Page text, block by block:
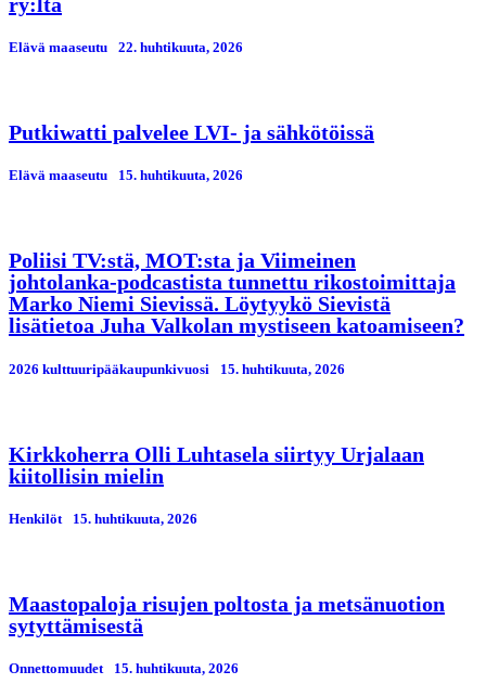
Elävä maaseutu 22. huhtikuuta, 2026
Putkiwatti palvelee LVI- ja sähkötöissä
Elävä maaseutu 15. huhtikuuta, 2026
Poliisi TV:stä, MOT:sta ja Viimeinen
johtolanka-podcastista tunnettu rikostoimittaja
Marko Niemi Sievissä. Löytyykö Sievistä
lisätietoa Juha Valkolan mystiseen katoamiseen?
2026 kulttuuripääkaupunkivuosi 15. huhtikuuta, 2026
Kirkkoherra Olli Luhtasela siirtyy Urjalaan
kiitollisin mielin
Henkilöt 15. huhtikuuta, 2026
Maastopaloja risujen poltosta ja metsänuotion
sytyttämisestä
Onnettomuudet 15. huhtikuuta, 2026